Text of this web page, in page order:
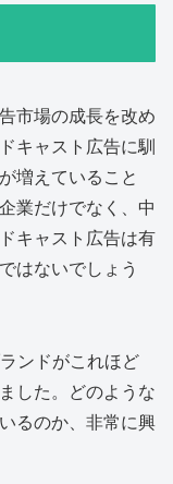
市場の成長を改め
キャスト広告に馴
増えていること
業だけでなく、中
キャスト広告は有
はないでしょう
ンドがこれほど
した。どのような
るのか、非常に興